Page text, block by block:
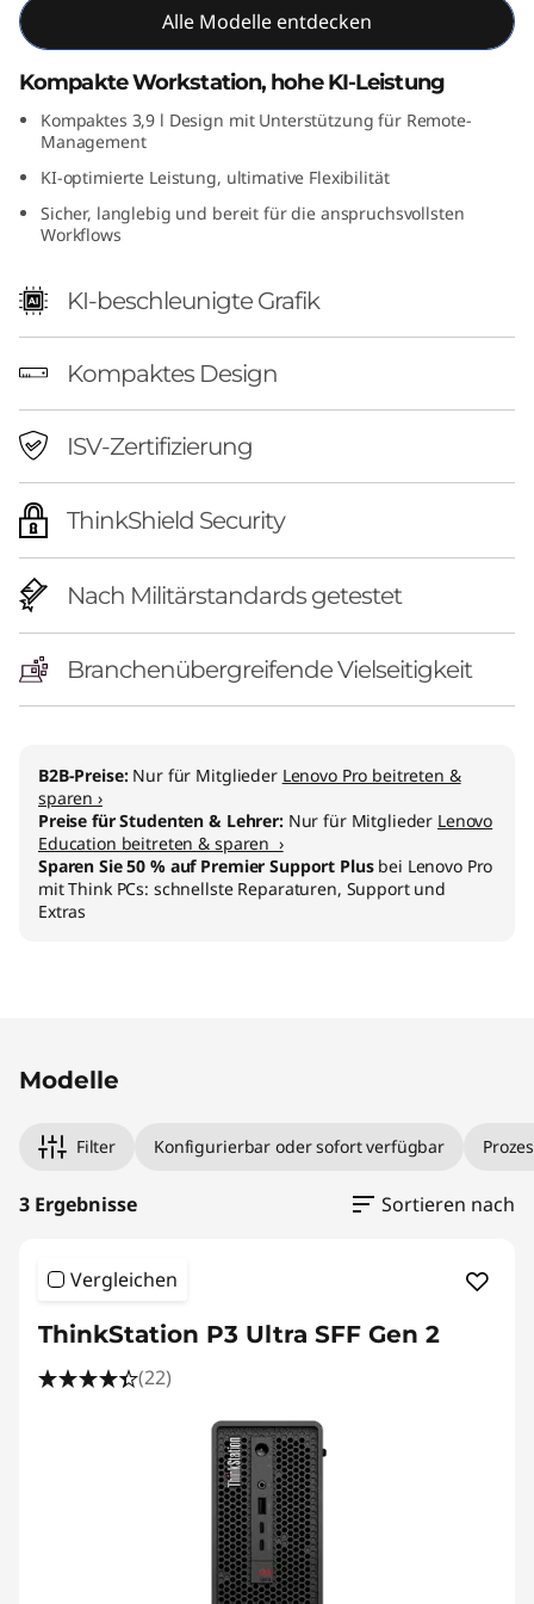
F
G
e
n
n
e
Alle Modelle entdecken
Kompakte Workstation, hohe KI-Leistung
Kompaktes 3,9 l Design mit Unterstützung für Remote-
Management
KI-optimierte Leistung, ultimative Flexibilität
Sicher, langlebig und bereit für die anspruchsvollsten
Workflows
KI-beschleunigte Grafik
Kompaktes Design
ISV-Zertifizierung
ThinkShield Security
Nach Militärstandards getestet
Branchenübergreifende Vielseitigkeit
B2B-Preise: Nur für Mitglieder Lenovo Pro beitreten &
sparen ›
Preise für Studenten & Lehrer: Nur für Mitglieder Lenovo
Education beitreten & sparen ›
Sparen Sie 50 % auf Premier Support Plusbei Lenovo Pro
mit Think PCs: schnellste Reparaturen, Support und
Extras
Modelle
Filter Konfigurierbar oder sofort verfügbar
3 Ergebnisse Sortieren nach
Vergleichen
ThinkStation P3 Ultra SFF Gen 2
(22)